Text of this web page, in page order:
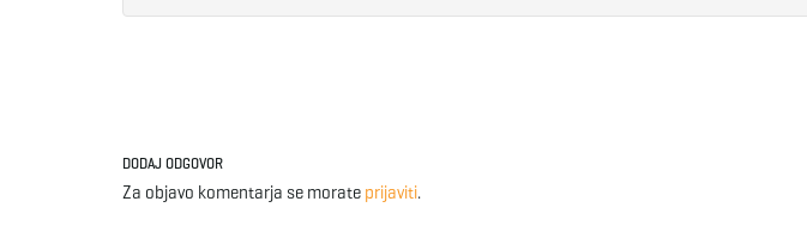
DODAJ ODGOVOR
Za objavo komentarja se morate prijaviti.